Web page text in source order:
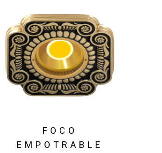
FOCO
EMPOTRABLE